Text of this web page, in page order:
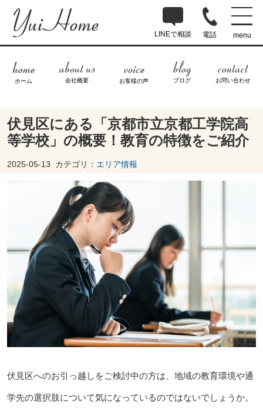
LINEで相談 電話 menu
ホーム 会社概要 お客様の声 ブログ お問い合わせ
伏見区にある「京都市立京都工学院高
等学校」の概要！教育の特徴をご紹介
2025-05-13 カテゴリ： エリア情報
伏見区へのお引っ越しをご検討中の方は、地域の教育環境や通
学先の選択肢について気になっているのではないでしょうか。